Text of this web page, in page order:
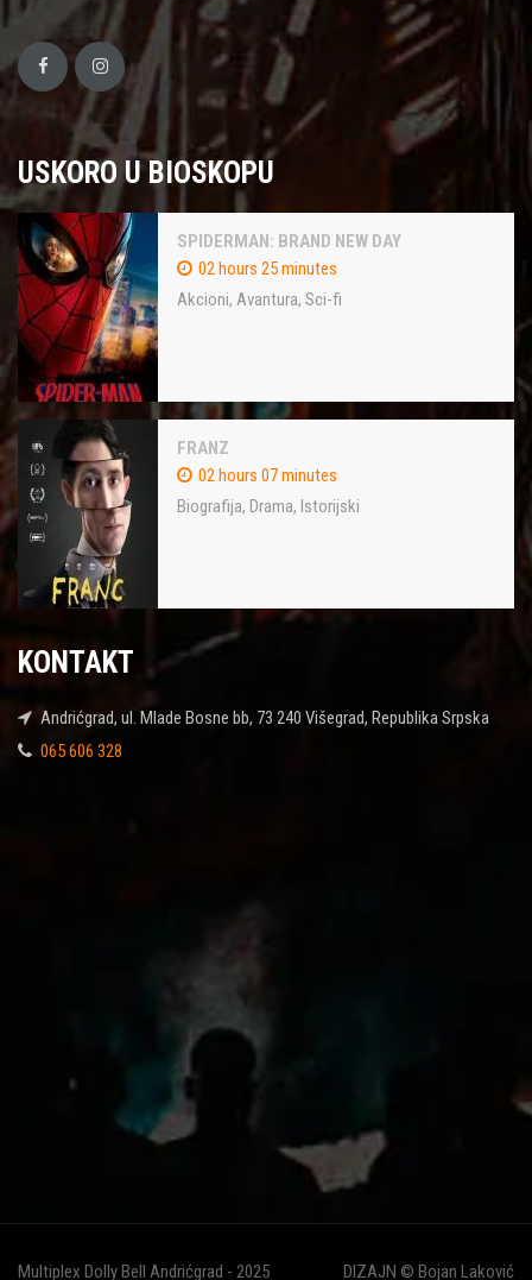
USKORO U BIOSKOPU
SPIDERMAN: BRAND NEW DAY
02 hours 25 minutes
Akcioni, Avantura, Sci-fi
FRANZ
02 hours 07 minutes
Biografija, Drama, Istorijski
KONTAKT
Andrićgrad, ul. Mlade Bosne bb, 73 240 Višegrad, Republika Srpska
065 606 328
Multiplex Dolly Bell Andrićgrad - 2025 DIZAJN © Bojan Laković